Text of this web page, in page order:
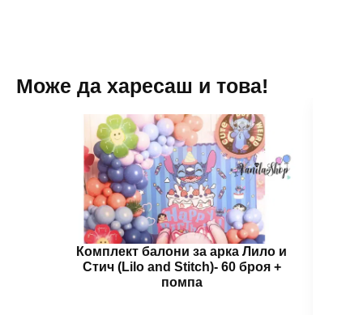
Може да харесаш и това!
Комплект балони за арка Лило и
Стич (Lilo and Stitch)- 60 броя +
помпа